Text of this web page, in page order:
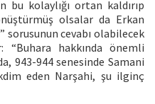
kolaylığı ortan kaldırıp
olsalar da Erkan
sorusunun cevabı olabilecek
“Buhara hakkında önemli
943-944 senesinde Samani
eden Narşahi, şu ilginç